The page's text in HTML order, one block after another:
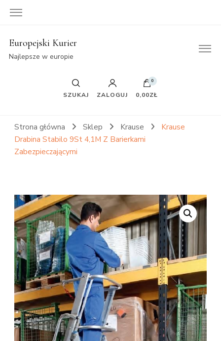
Europejski Kurier
Najlepsze w europie
SZUKAJ ZALOGUJ
0
0,00ZŁ
Strona główna Sklep Krause
Krause
Drabina Stabilo 9St 4,1M Z Barierkami
Zabezpieczającymi